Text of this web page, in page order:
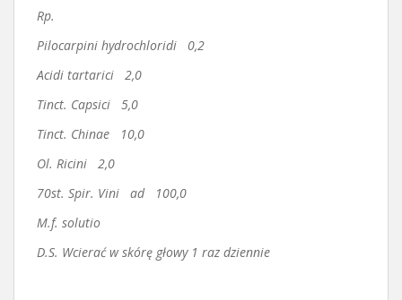
Rp.
Pilocarpini hydrochloridi 0,2
Acidi tartarici 2,0
Tinct. Capsici 5,0
Tinct. Chinae 10,0
Ol. Ricini 2,0
70st. Spir. Vini ad 100,0
M.f. solutio
D.S. Wcierać w skórę głowy 1 raz dziennie